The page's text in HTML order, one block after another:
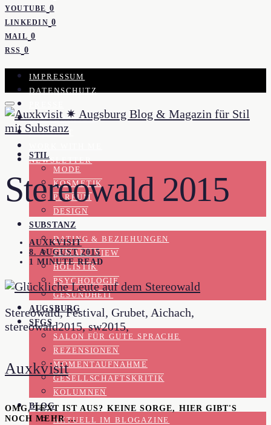
YOUTUBE 0
LINKEDIN 0
MAIL 0
RSS 0
IMPRESSUM
DATENSCHUTZ
KOOPERATION
KONTAKT
NEWSLETTER
STIL
MODE
KOSMETIK
PARFUM
DESIGN
SUBSTANZ
DATING & BEZIEHUNGEN
FEMALE VIEW
HOLISTIK
PSYCHOLOGIE
GESUNDHEIT
AUGSBURG
SFGS
SALON FÜR GUTE SPRACHE
REZENSIONEN
MOMENTAUFNAHME
GESELLSCHAFTSKRITIK
KOLUMNEN
BLOG
AKTUELL IM BLOGAZINE
Stereowald 2015
AUXKVISIT
8. AUGUST 2015
1 MINUTE READ
Stereowald, Festival, Grubet, Aichach,
stereowald2015, sw2015,
Auxkvisit
OMG, TEXT IST AUS? KEINE SORGE, HIER GIBT'S
NOCH MEHR …